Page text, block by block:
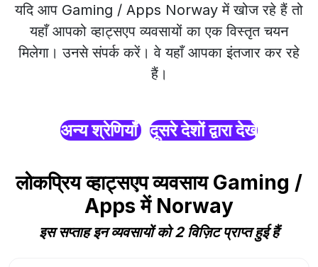
यदि आप Gaming / Apps Norway में खोज रहे हैं तो
यहाँ आपको व्हाट्सएप व्यवसायों का एक विस्तृत चयन
मिलेगा। उनसे संपर्क करें। वे यहाँ आपका इंतजार कर रहे
हैं।
अन्य श्रेणियाँ दूसरे देशों द्वारा देखें
लोकप्रिय व्हाट्सएप व्यवसाय Gaming /
Apps में Norway
इस सप्ताह इन व्यवसायों को 2 विज़िट प्राप्त हुई हैं